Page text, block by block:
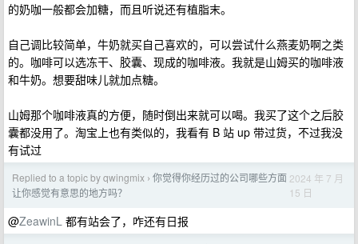
的奶咖一般都会加糖，而且听说还有植脂末。
自己调比较简单，牛奶就买自己喜欢的，可以尝试什么燕麦奶啊之类
的。咖啡可以选冻干、胶囊、现成的咖啡液。我就是山姆买的咖啡液
和牛奶。想要甜味儿就加点糖。
山姆那个咖啡液真的方便，随时倒出来就可以喝。我买了这个之后胶
囊都没用了。淘宝上也有类似的，我看有 B 站 up 带过货，不过我没
有试过
Replied to a topic by qwingmix › 你觉得你经历过的公司哪些方面
让你感觉有意思的地方吗？
2024 年 7 月
15 日
@ZeawinL 都有站会了，咋还有日报